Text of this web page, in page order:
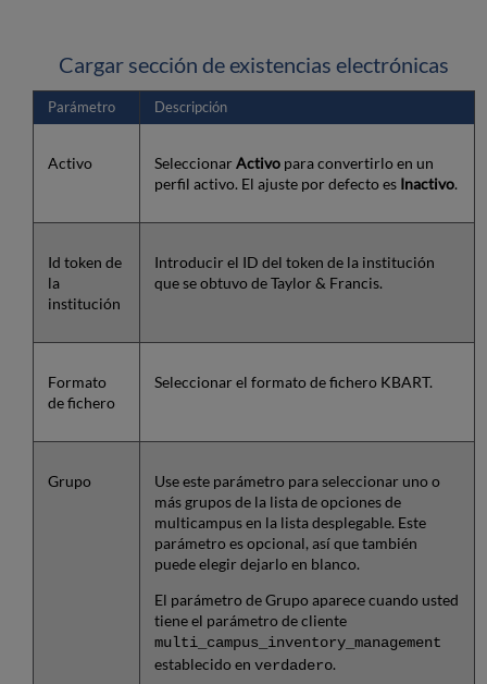
Cargar sección de existencias electrónicas
Parámetro Descripción
Activo SeleccionarActivopara convertirlo en un
perfil activo. El ajuste por defecto es Inactivo.
Id token de
la
institución
Introducir el ID del token de la institución
que se obtuvo de Taylor & Francis.
Formato
de fichero
Seleccionar el formato de fichero KBART.
Grupo
Use este parámetro para seleccionar uno o
más grupos de la lista de opciones de
multicampus en la lista desplegable. Este
parámetro es opcional, así que también
puede elegir dejarlo en blanco.
El parámetro de Grupo aparece cuando usted
tiene el parámetro de cliente
multi_campus_inventory_management
establecido en verdadero.